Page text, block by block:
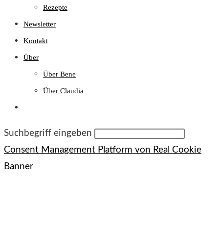
Rezepte
Newsletter
Kontakt
Über
Über Bene
Über Claudia
umschalten
Diese
Website
durchsuchen
Suchbegriff eingeben
Consent Management Platform von Real Cookie
Banner